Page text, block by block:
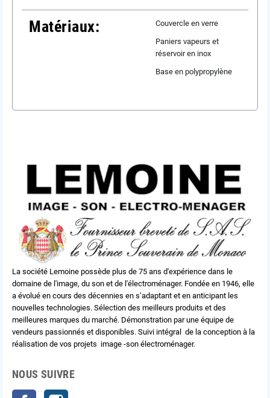
Matériaux:
Couvercle en verre
Paniers vapeurs et
réservoir en inox
Base en polypropylène
La société Lemoine possède plus de 75 ans d'expérience dans le
domaine de l'image, du son et de l'électroménager. Fondée en 1946, elle
a évolué en cours des décennies en s’adaptant et en anticipant les
nouvelles technologies. Sélection des meilleurs produits et des
meilleures marques du marché. Démonstration par une équipe de
vendeurs passionnés et disponibles. Suivi intégral de la conception à la
réalisation de vos projets image -son électroménager.
NOUS SUIVRE
Facebook